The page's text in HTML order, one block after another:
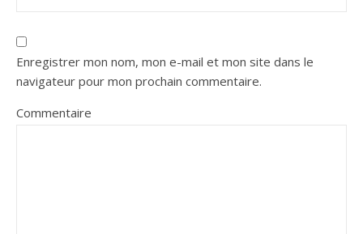
Enregistrer mon nom, mon e-mail et mon site dans le
navigateur pour mon prochain commentaire.
Commentaire